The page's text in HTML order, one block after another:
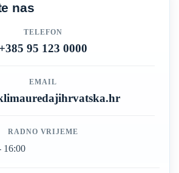
nas
TELEFON
+385 95 123 0000
EMAIL
RADNO VRIJEME
16:00